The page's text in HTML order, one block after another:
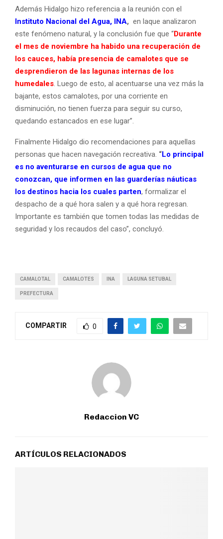
Además Hidalgo hizo referencia a la reunión con el
Instituto Nacional del Agua, INA, en laque analizaron
este fenómeno natural, y la conclusión fue que “Durante
el mes de noviembre ha habido una recuperación de
los cauces, había presencia de camalotes que se
desprendieron de las lagunas internas de los
humedales. Luego de esto, al acentuarse una vez más la
bajante, estos camalotes, por una corriente en
disminución, no tienen fuerza para seguir su curso,
quedando estancados en ese lugar”.
Finalmente Hidalgo dio recomendaciones para aquellas
personas que hacen navegación recreativa. “Lo principal
es no aventurarse en cursos de agua que no
conozcan, que informen en las guarderías náuticas
los destinos hacia los cuales parten, formalizar el
despacho de a qué hora salen y a qué hora regresan.
Importante es también que tomen todas las medidas de
seguridad y los recaudos del caso”, concluyó.
CAMALOTAL CAMALOTES INA LAGUNA SETUBAL
PREFECTURA
COMPARTIR 0
Redaccion VC
ARTÍCULOS RELACIONADOS